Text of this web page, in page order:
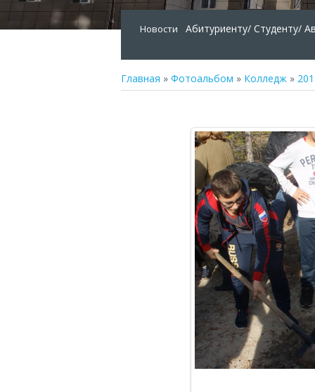
Новости Абитуриенту/ Студенту/
Главная » Фотоальбом » Колледж »